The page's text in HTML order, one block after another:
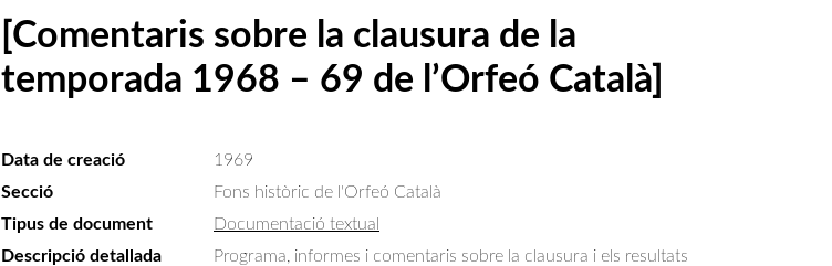
[Comentaris sobre la clausura de la
temporada 1968 – 69 de l’Orfeó Català]
Data de creació
1969
Secció
Fons històric de l'Orfeó Català
Tipus de document
Documentació textual
Descripció detallada
Programa, informes i comentaris sobre la clausura i els resultats